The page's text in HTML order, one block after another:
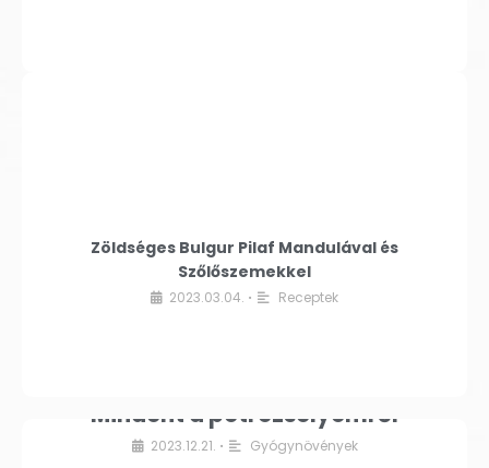
Zöldséges Bulgur Pilaf Mandulával és
Szőlőszemekkel
2023.03.04. • Receptek
Mindent a petrezselyemről
2023.12.21. • Gyógynövények